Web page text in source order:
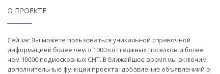
О ПРОЕКТЕ
Сейчас Вы можете пользоваться уникальной справочной
информацией более чем о 1000 коттеджных поселков и более
чем 10000 подмосковных СНТ. В ближайшее время мы включим
дополнительные функции проекта: добавление объявлениий о